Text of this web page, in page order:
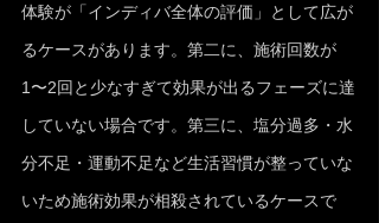
体験が「インディバ全体の評価」として広が
るケースがあります。第二に、施術回数が
1〜2回と少なすぎて効果が出るフェーズに達
していない場合です。第三に、塩分過多・水
分不足・運動不足など生活習慣が整っていな
いため施術効果が相殺されているケースで